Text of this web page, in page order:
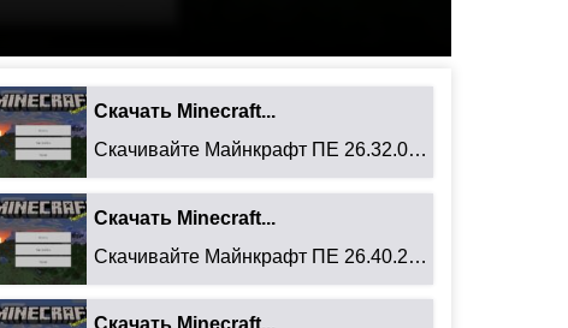
Скачать Minecraft...
Скачивайте Майнкрафт ПЕ 26.32.02 для Android: ...
Скачать Minecraft...
Скачивайте Майнкрафт ПЕ 26.40.27 для Android: ...
Скачать Minecraft...